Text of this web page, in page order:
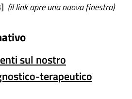
(il link apre una nuova finestra)
sul nostro
terapeutico